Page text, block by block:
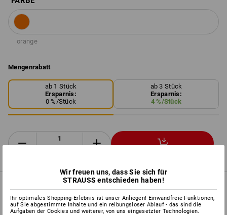
orange
Mengenrabatt
ab 1 Stück
Ersparnis:
0%/Stück
ab 3 Stück
Ersparnis:
4%/Stück
PRODUKTINFO
Wir freuen uns, dass Sie sich für
STRAUSS entschieden haben!
Ihr optimales Shopping-Erlebnis ist unser Anliegen! Einwandfreie Funktionen,
auf Sie abgestimmte Inhalte und ein reibungsloser Ablauf - das sind die
Aufgaben der Cookies und weiterer, von uns eingesetzter Technologien.